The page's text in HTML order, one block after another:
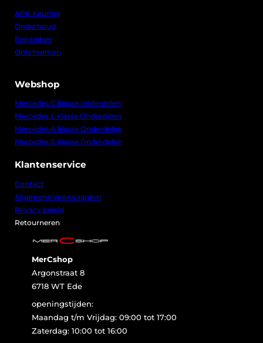
APK Keuring
Onderhoud
Reparaties
Ontchromen
Webshop
Mercedes C klasse onderdelen
Mercedes E klasse Onderdelen
Mercedes A klasse Onderdelen
Mercedes G klasse Onderdelen
Klantenservice
Contact
Algemene Voorwaarden
Privacy beleid
Retourneren
MerCshop
Argonstraat 8
6718 WT Ede
openingstijden:
Maandag t/m Vrijdag: 09:00 tot 17:00
Zaterdag: 10:00 tot 16:00